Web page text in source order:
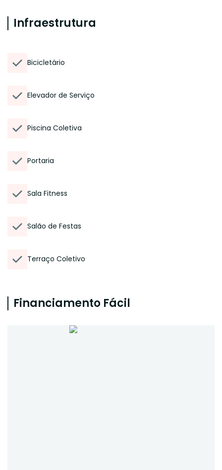
Infraestrutura
Bicicletário
Elevador de Serviço
Piscina Coletiva
Portaria
Sala Fitness
Salão de Festas
Terraço Coletivo
Financiamento Fácil